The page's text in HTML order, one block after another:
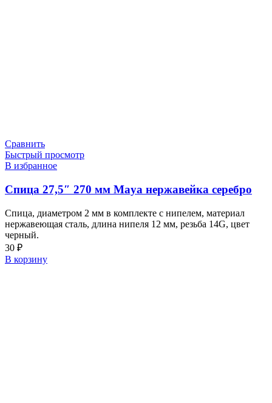
Сравнить
Быстрый просмотр
В избранное
Спица 27,5″ 270 мм Maya нержавейка серебро
Спица, диаметром 2 мм в комплекте с нипелем, материал
нержавеющая сталь, длина нипеля 12 мм, резьба 14G, цвет
черный.
30 ₽
В корзину